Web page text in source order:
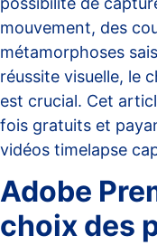
mouvement, des
métamorphoses
réussite visuelle, le
est crucial. Cet
fois gratuits et
vidéos timelapse
Adobe
choix des